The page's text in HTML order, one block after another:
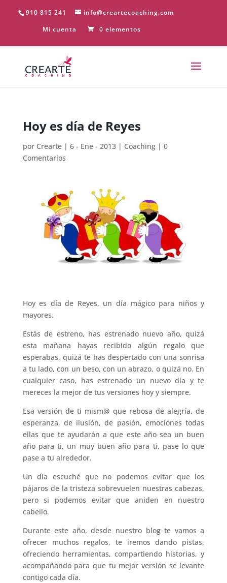
910 815 241
info@creartecoaching.com
Mi cuenta
0 elementos
Hoy es día de Reyes
por Crearte| 6 - Ene - 2013| Coaching| 0
Comentarios
Hoy es día de Reyes, un día mágico para niños y
mayores.
Estás de estreno, has estrenado nuevo año, quizá
esta mañana hayas recibido algún regalo que
esperabas, quizá te has despertado con una sonrisa
a tu lado, con un beso, con un abrazo, o quizá no. En
cualquier caso, has estrenado un nuevo día y te
mereces la mejor de tus versiones hoy y siempre.
Esa versión de ti mism@ que rebosa de alegría, de
esperanza, de ilusión, de pasión, emociones todas
ellas que te ayudarán a que este año sea un buen
año para ti, un muy buen año para ti, pase lo que
pase a tu alrededor.
Un día escuché que no podemos evitar que los
pájaros de la tristeza sobrevuelen nuestras cabezas,
pero si podemos evitar que aniden en nuestro
cabello.
Durante este año, desde nuestro blog te vamos a
ofrecer muchos regalos, te iremos dando pistas,
ofreciendo herramientas, compartiendo historias, y
acompañando para que tu mejor versión se levante
contigo cada día.